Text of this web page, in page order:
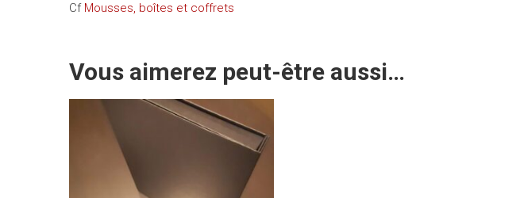
Cf Mousses, boîtes et coffrets
Vous aimerez peut-être aussi…